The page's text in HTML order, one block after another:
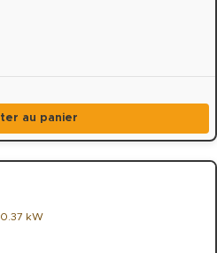
au panier
kW